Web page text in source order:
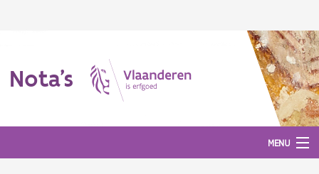
Nota's
MENU